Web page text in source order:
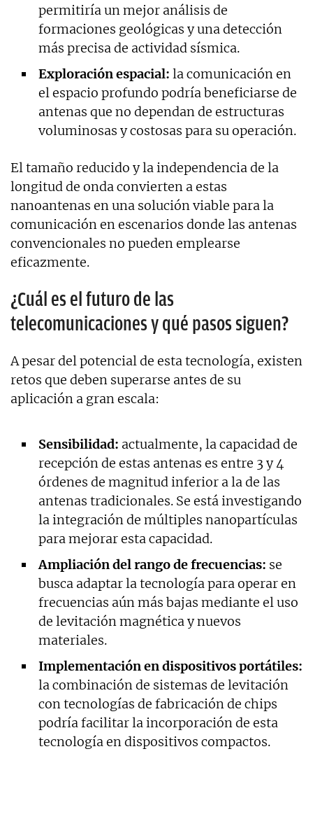
permitiría un mejor análisis de
formaciones geológicas y una detección
más precisa de actividad sísmica.
Exploración espacial: la comunicación en
el espacio profundo podría beneficiarse de
antenas que no dependan de estructuras
voluminosas y costosas para su operación.
El tamaño reducido y la independencia de la
longitud de onda convierten a estas
nanoantenas en una solución viable para la
comunicación en escenarios donde las antenas
convencionales no pueden emplearse
eficazmente.
¿Cuál es el futuro de las
telecomunicaciones y qué pasos siguen?
A pesar del potencial de esta tecnología, existen
retos que deben superarse antes de su
aplicación a gran escala:
Sensibilidad: actualmente, la capacidad de
recepción de estas antenas es entre 3 y 4
órdenes de magnitud inferior a la de las
antenas tradicionales. Se está investigando
la integración de múltiples nanopartículas
para mejorar esta capacidad.
Ampliación del rango de frecuencias: se
busca adaptar la tecnología para operar en
frecuencias aún más bajas mediante el uso
de levitación magnética y nuevos
materiales.
Implementación en dispositivos portátiles:
la combinación de sistemas de levitación
con tecnologías de fabricación de chips
podría facilitar la incorporación de esta
tecnología en dispositivos compactos.